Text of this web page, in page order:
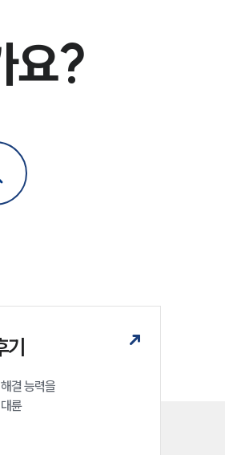
/자료
사항
블로그
서식
률상담예약
요?
기
결 능력을
륜